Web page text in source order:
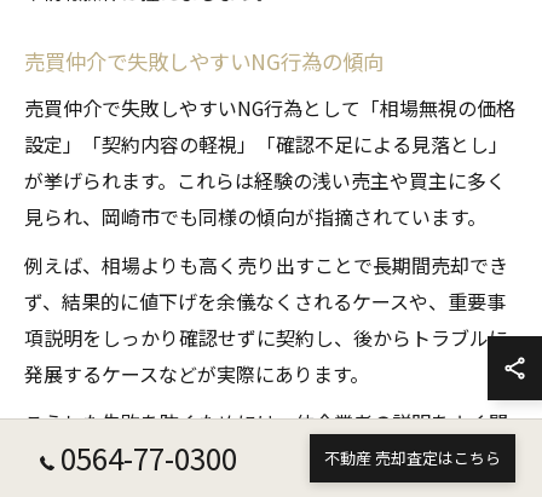
売買仲介で失敗しやすいNG行為の傾向
売買仲介で失敗しやすいNG行為として「相場無視の価格
設定」「契約内容の軽視」「確認不足による見落とし」
が挙げられます。これらは経験の浅い売主や買主に多く
見られ、岡崎市でも同様の傾向が指摘されています。
例えば、相場よりも高く売り出すことで長期間売却でき
ず、結果的に値下げを余儀なくされるケースや、重要事
項説明をしっかり確認せずに契約し、後からトラブルに
発展するケースなどが実際にあります。
こうした失敗を防ぐためには、仲介業者の説明をよく聞
き、疑問点をそのままにせず質問すること、契約書や重
0564-77-0300 不動産 売却査定はこちら